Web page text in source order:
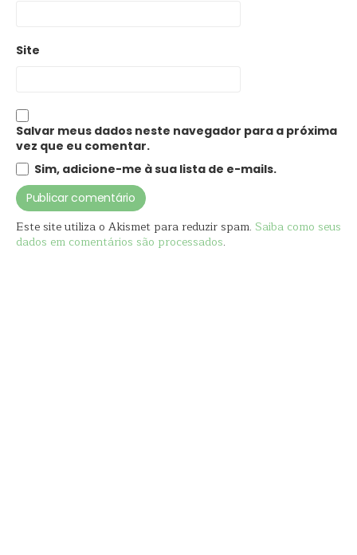
Site
Salvar meus dados neste navegador para a próxima
vez que eu comentar.
Sim, adicione-me à sua lista de e-mails.
Este site utiliza o Akismet para reduzir spam. Saiba como seus
dados em comentários são processados.